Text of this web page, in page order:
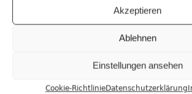
Akzeptieren
Ablehnen
Einstellungen ansehen
Cookie-RichtlinieDatenschutzerklärung